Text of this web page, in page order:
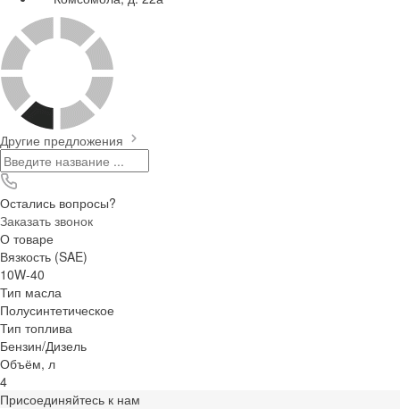
Другие предложения
Остались вопросы?
Заказать звонок
О товаре
Вязкость (SAE)
10W-40
Тип масла
Полусинтетическое
Тип топлива
Бензин/Дизель
Объём, л
4
Присоединяйтесь к нам